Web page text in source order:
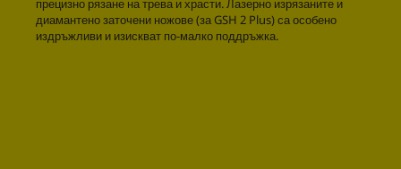
прецизно рязане на трева и храсти. Лазерно изрязаните и
диамантено заточени ножове (за GSH 2 Plus) са особено
издръжливи и изискват по-малко поддръжка.